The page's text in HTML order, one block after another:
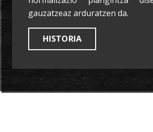
gauzatzeaz arduratzen da.
HISTORIA